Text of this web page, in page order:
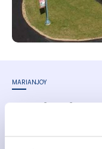
MARIANJOY
Marianjoy